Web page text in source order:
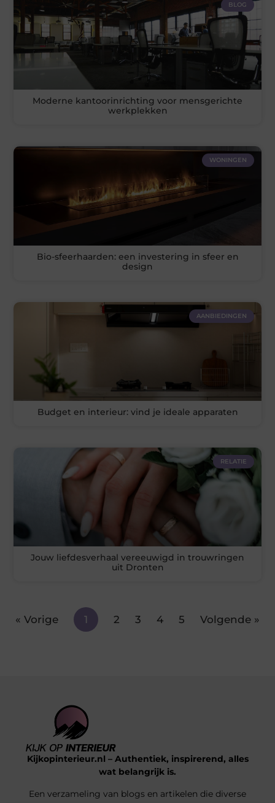
BLOG
Moderne kantoorinrichting voor mensgerichte
werkplekken
WONINGEN
Bio-sfeerhaarden: een investering in sfeer en
design
AANBIEDINGEN
Budget en interieur: vind je ideale apparaten
RELATIE
Jouw liefdesverhaal vereeuwigd in trouwringen
uit Dronten
« Vorige 1 2 3 4 5 Volgende »
Kijkopinterieur.nl – Authentiek, inspirerend, alles
wat belangrijk is.
Een verzameling van blogs en artikelen die diverse